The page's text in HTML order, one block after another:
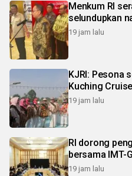
Menkum RI
selundupkan
19 jam lalu
KJRI: Pesona
Kuching Cruise
19 jam lalu
RI dorong
bersama IMT-
19 jam lalu